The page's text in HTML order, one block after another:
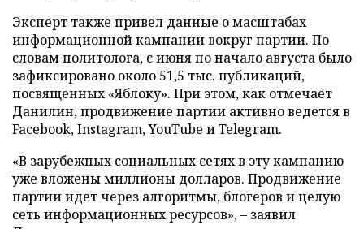
Эксперт также привел данные о масштабах
информационной кампании вокруг партии. По
словам политолога, с июня по начало августа было
зафиксировано около 51,5 тыс. публикаций,
посвященных «Яблоку». При этом, как отмечает
Данилин, продвижение партии активно ведется в
Facebook, Instagram, YouTube и Telegram.
«В зарубежных социальных сетях в эту кампанию
уже вложены миллионы долларов. Продвижение
партии идет через алгоритмы, блогеров и целую
сеть информационных ресурсов», – заявил